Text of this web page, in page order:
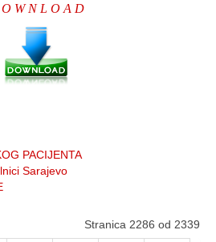
W N L O A D
PACIJENTA
Sarajevo
Stranica 2286 od 2339